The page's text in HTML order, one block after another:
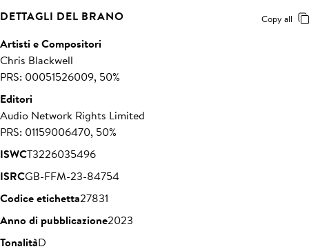
DETTAGLI DEL BRANO Copy all
Artisti e Compositori
Chris Blackwell
PRS: 00051526009, 50%
Editori
Audio Network Rights Limited
PRS: 01159006470, 50%
ISWCT3226035496
ISRCGB-FFM-23-84754
Codice etichetta27831
Anno di pubblicazione2023
TonalitàD